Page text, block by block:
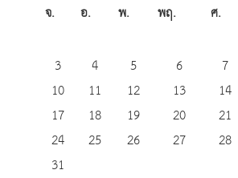
จ.
อ. พ. พฤ. ศ.
3
4 5 6 7
10
11 12 13 14
17
18 19 20 21
24
25 26 27 28
31